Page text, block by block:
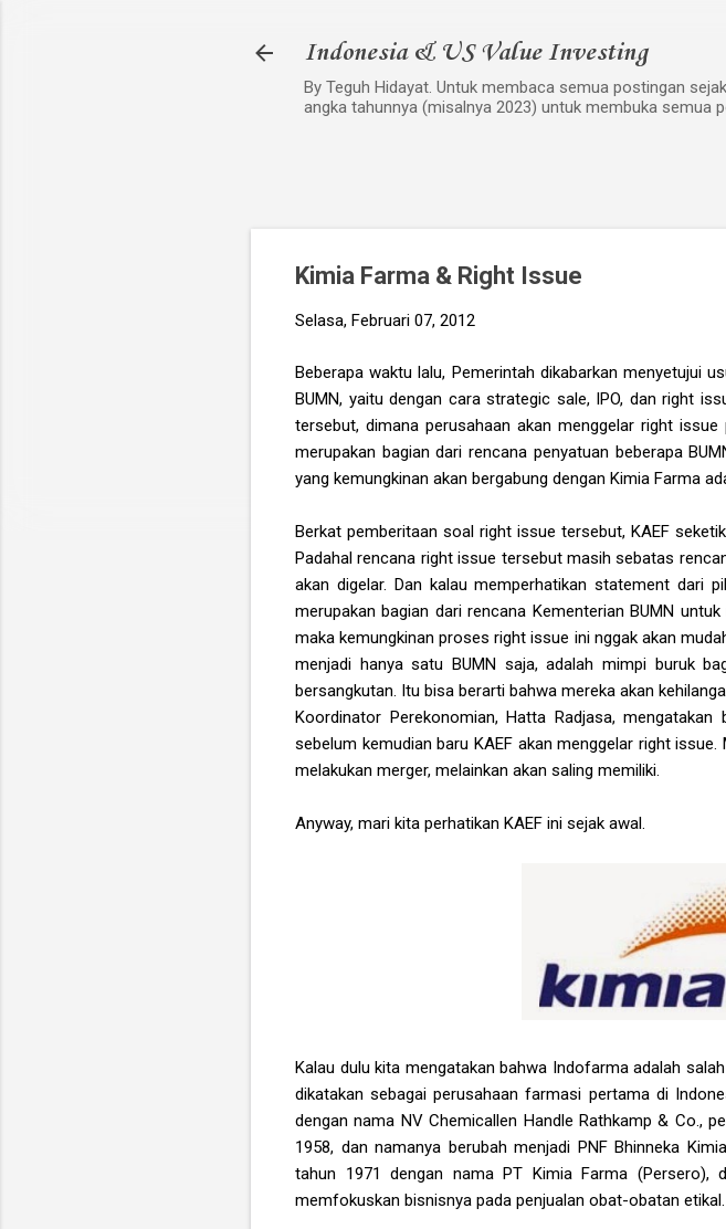
Indonesia & US Value Investing
By Teguh Hidayat. Untuk membaca semua postingan
angka tahunnya (misalnya 2023) untuk membuka semua
Kimia Farma & Right Issue
Selasa, Februari 07, 2012
Beberapa waktu lalu, Pemerintah dikabarkan menyetujui
BUMN, yaitu dengan cara strategic sale, IPO, dan right
tersebut, dimana perusahaan akan menggelar right
merupakan bagian dari rencana penyatuan beberapa
yang kemungkinan akan bergabung dengan Kimia Farma
Berkat pemberitaan soal right issue tersebut, KAEF
Padahal rencana right issue tersebut masih sebatas
akan digelar. Dan kalau memperhatikan statement dari
merupakan bagian dari rencana Kementerian BUMN
maka kemungkinan proses right issue ini nggak akan
menjadi hanya satu BUMN saja, adalah mimpi buruk
bersangkutan. Itu bisa berarti bahwa mereka akan
Koordinator Perekonomian, Hatta Radjasa,
sebelum kemudian baru KAEF akan menggelar right
melakukan merger, melainkan akan saling memiliki.
Anyway, mari kita perhatikan KAEF ini sejak awal.
Kalau dulu kita mengatakan bahwa Indofarma adalah
dikatakan sebagai perusahaan farmasi pertama di
dengan nama NV Chemicallen Handle Rathkamp & Co.,
1958, dan namanya berubah menjadi PNF Bhinneka
tahun 1971 dengan nama PT Kimia Farma (Persero),
memfokuskan bisnisnya pada penjualan obat-obatan etikal.